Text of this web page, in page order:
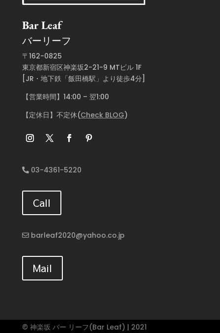
Bar Leaf
バーリーフ
〒162-0825
東京都新宿区神楽坂2-21-9 MTビル 1F
[JR・地下鉄「飯田橋駅」より徒歩4分]
【営業時間】14:00 – 翌1:00
【定休日】不定休(Check BLOG)
03-4361-5220
Call
barleaf2020@yahoo.co.jp
Mail
© 神楽坂 バー リーフ(Bar Leaf) | 2021